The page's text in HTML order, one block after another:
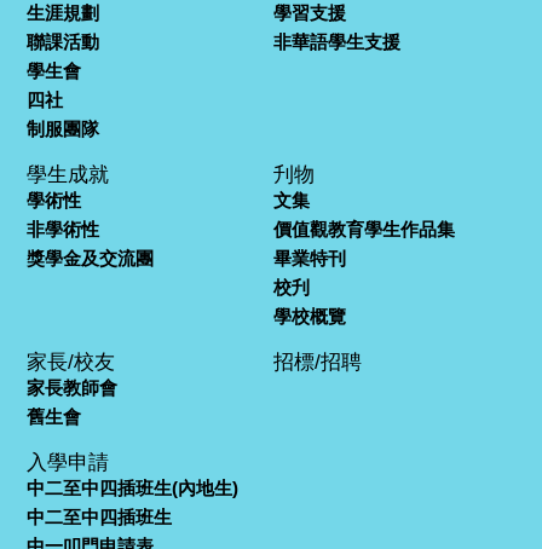
生涯規劃
聯課活動
學生會
四社
制服團隊
學習支援
非華語學生支援
學生成就
學術性
非學術性
獎學金及交流團
刋物
文集
價值觀教育學生作品集
畢業特刊
校刋
學校概覽
家長/校友
家長教師會
舊生會
招標/招聘
入學申請
中二至中四插班生(內地生)
中二至中四插班生